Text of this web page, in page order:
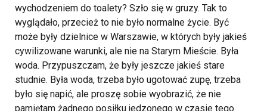
wychodzeniem do toalety? Szło się w gruzy. Tak to
wyglądało, przecież to nie było normalne życie. Być
może były dzielnice w Warszawie, w których były jakieś
cywilizowane warunki, ale nie na Starym Mieście. Była
woda. Przypuszczam, że były jeszcze jakieś stare
studnie. Była woda, trzeba było ugotować zupę, trzeba
było się napić, ale proszę sobie wyobrazić, że nie
pamiętam żadnego posiłku jedzonego w czasie tego